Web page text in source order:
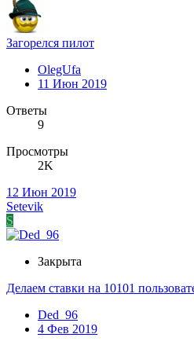
Загорелся пилот
OlegUfa
11 Июн 2019
Ответы
9
Просмотры
2K
12 Июн 2019
Setevik
S
Закрыта
Делаем ставки на 10101
Ded_96
4 Фев 2019